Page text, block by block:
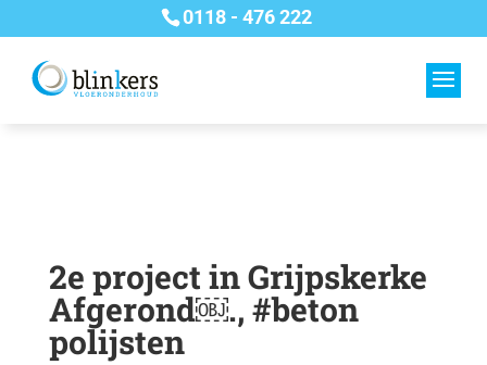
0118 - 476 222
2e project in Grijpskerke
Afgerond￼., #beton
polijsten